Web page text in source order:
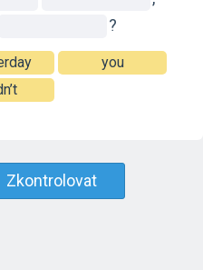
?
you
Zkontrolovat